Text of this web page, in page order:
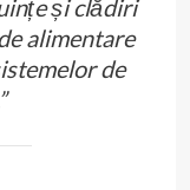
și clădiri
alimentare
de